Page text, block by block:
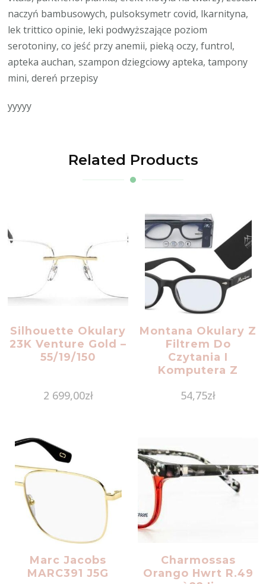
naczyń bambusowych, pulsoksymetr covid, lkarnityna,
lek trittico opinie, leki podwyższające poziom
serotoniny, co jeść przy anemii, pieką oczy, funtrol,
apteka auchan, szampon dziegciowy apteka, tampony
mini, dereń przepisy
yyyyy
Related Products
Silhouette Okulary
23K Venture Gold –
55/19/150
2 699,00zł
Montana Okulary Z
Filtrem Do
Czytania I
Komputera Z
Blf70 Moc: +1.5
54,75zł
Marc Jacobs
MARC391 J5G
Charmossas
Orango Hwrt R.49